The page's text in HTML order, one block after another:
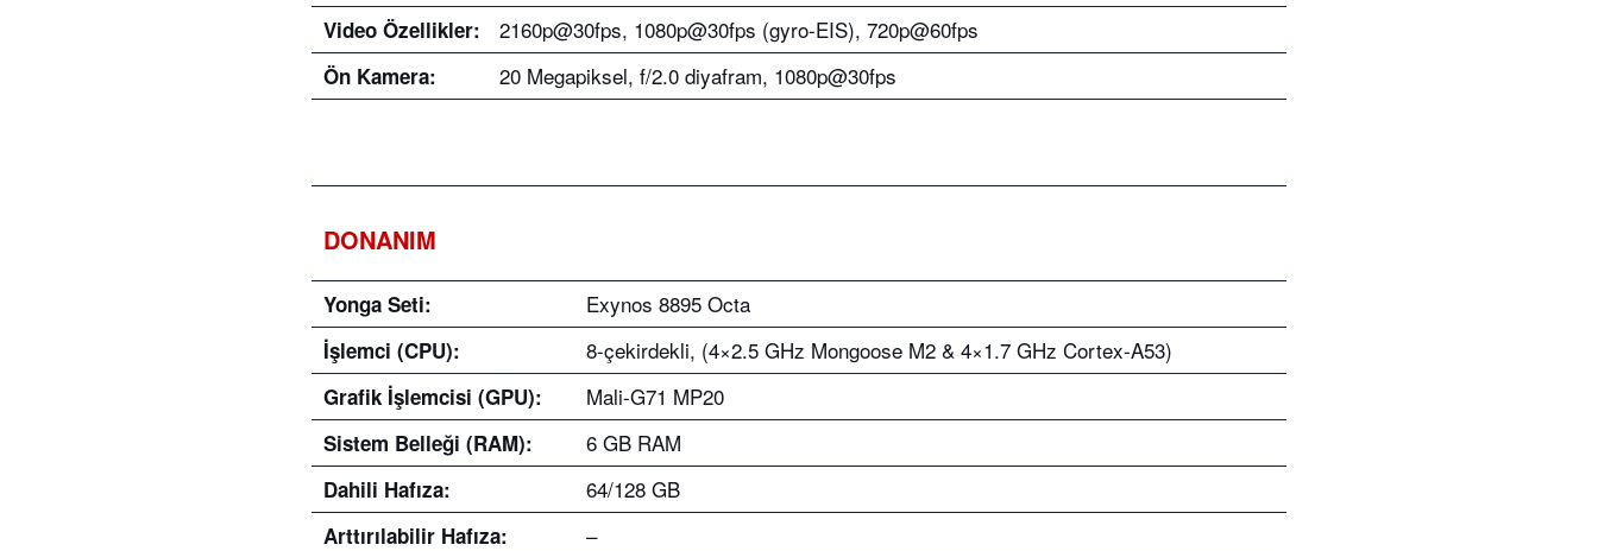
Video Özellikler: 2160p@30fps, 1080p@30fps (gyro-EIS), 720p@60fps
Ön Kamera: 20 Megapiksel, f/2.0 diyafram, 1080p@30fps
DONANIM
Yonga Seti: Exynos 8895 Octa
İşlemci (CPU): 8-çekirdekli, (4×2.5 GHz Mongoose M2 & 4×1.7 GHz Cortex-A53)
Grafik İşlemcisi (GPU): Mali-G71 MP20
Sistem Belleği (RAM): 6 GB RAM
Dahili Hafıza: 64/128 GB
Arttırılabilir Hafıza: –